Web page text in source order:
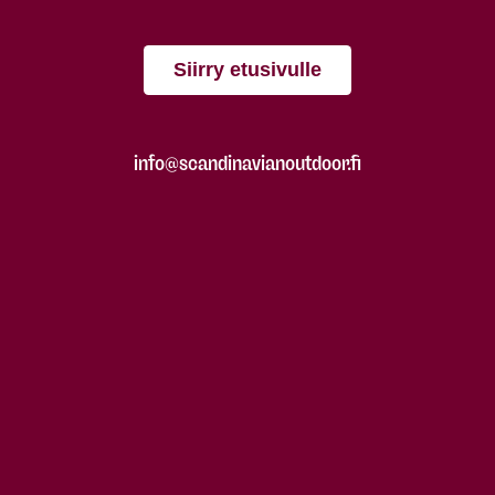
Siirry etusivulle
info@scandinavianoutdoor.fi